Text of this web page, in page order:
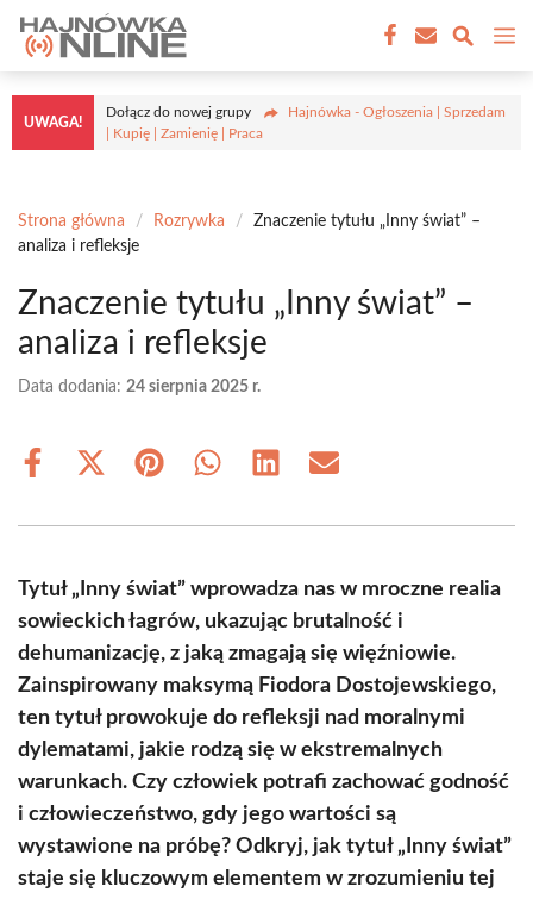
Przejdź
treści
UWAGA!
Dołącz do nowej grupy
Hajnówka - Ogłoszenia | Sprzedam
| Kupię | Zamienię | Praca
Strona główna / Rozrywka /
Znaczenie tytułu „Inny świat” –
analiza i refleksje
Znaczenie tytułu „Inny świat” –
analiza i refleksje
Data dodania: 24 sierpnia 2025 r.
Share
Share
(Twitter)
Share Share Share Share
Tytuł „Inny świat” wprowadza nas w mroczne realia
sowieckich łagrów, ukazując brutalność i
dehumanizację, z jaką zmagają się więźniowie.
Zainspirowany maksymą Fiodora Dostojewskiego,
ten tytuł prowokuje do refleksji nad moralnymi
dylematami, jakie rodzą się w ekstremalnych
warunkach. Czy człowiek potrafi zachować godność
i człowieczeństwo, gdy jego wartości są
wystawione na próbę? Odkryj, jak tytuł „Inny świat”
staje się kluczowym elementem w zrozumieniu tej